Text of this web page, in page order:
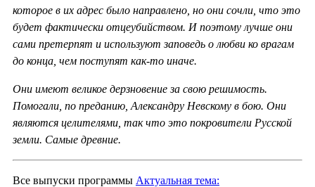
которое в их адрес было направлено, но они сочли, что это
будет фактически отцеубийством. И поэтому лучше они
сами претерпят и используют заповедь о любви ко врагам
до конца, чем поступят как-то иначе.
Они имеют великое дерзновение за свою решимость.
Помогали, по преданию, Александру Невскому в бою. Они
являются целителями, так что это покровители Русской
земли. Самые древние.
Все выпуски программы Актуальная тема: